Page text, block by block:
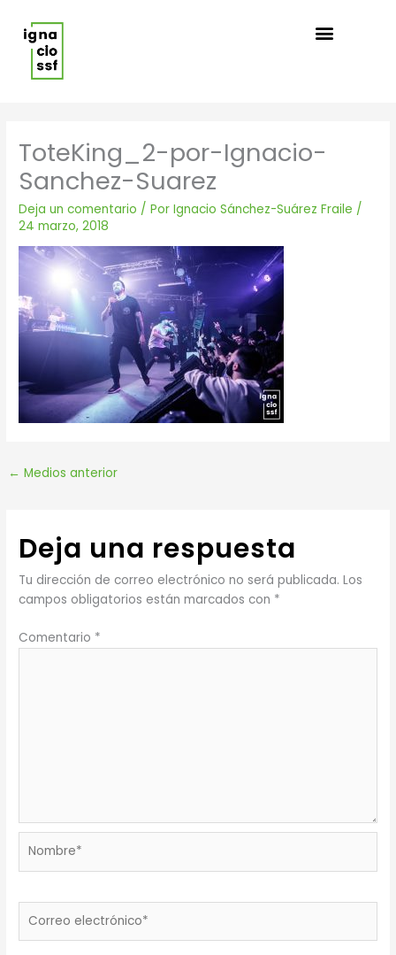
contenido
ToteKing_2-por-Ignacio-
Sanchez-Suarez
Deja un comentario / PorIgnacio Sánchez-Suárez Fraile /
24 marzo, 2018
← Medios anterior
Deja una respuesta
Tu dirección de correo electrónico no será publicada. Los
campos obligatorios están marcados con *
Comentario *
electrónico*